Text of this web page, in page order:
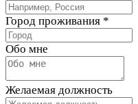
Город проживания *
Обо мне
Желаемая должность